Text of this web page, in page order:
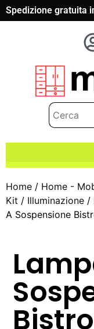
Spedizione gratuita
Home / Home -
Kit / Illuminazione /
A Sospensione